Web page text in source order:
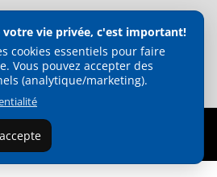
| Tous droits réservés |
Plus Inc
votre vie privée, c'est important!
cookies essentiels pour faire
Vous pouvez accepter des
(analytique/marketing).